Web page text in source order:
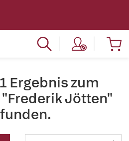
Ergebnis zum
Jötten"